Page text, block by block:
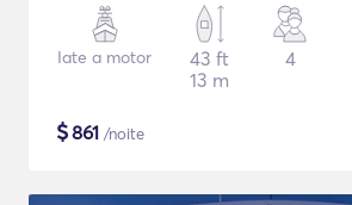
Iate a motor
43 ft
13 m
4
$861 /noite